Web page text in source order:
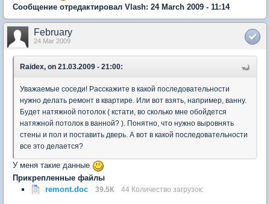
Сообщение отредактировал Vlash: 24 March 2009 - 11:14
February
24 Mar 2009
Raidex, on 21.03.2009 - 21:00:
Уважаемые соседи! Расскажите в какой последовательности
нужно делать ремонт в квартире. Или вот взять, например, ванну.
Будет натяжной потолок ( кстати, во сколько мне обойдется
натяжной потолок в ванной? ). Понятно, что нужно выровнять
стены и пол и поставить дверь. А вот в какой последовательности
все это делается?
У меня такие данные
Прикрепленные файлы
remont.doc
39.5К 44 Количество загрузок: